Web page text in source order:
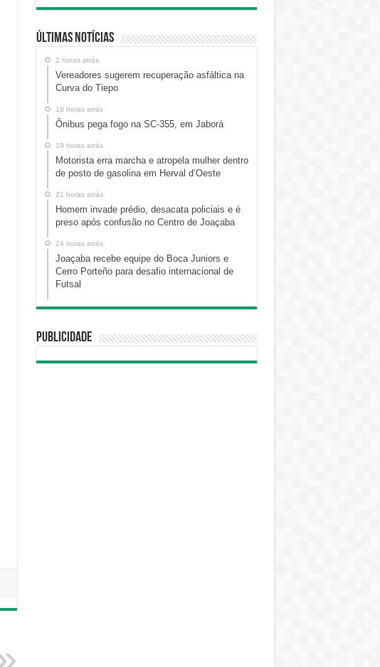
Últimas Notícias
2 horas atrás
Vereadores sugerem recuperação asfáltica na
Curva do Tiepo
18 horas atrás
Ônibus pega fogo na SC-355, em Jaborá
19 horas atrás
Motorista erra marcha e atropela mulher dentro
de posto de gasolina em Herval d’Oeste
21 horas atrás
Homem invade prédio, desacata policiais e é
preso após confusão no Centro de Joaçaba
24 horas atrás
Joaçaba recebe equipe do Boca Juniors e
Cerro Porteño para desafio internacional de
Futsal
Publicidade